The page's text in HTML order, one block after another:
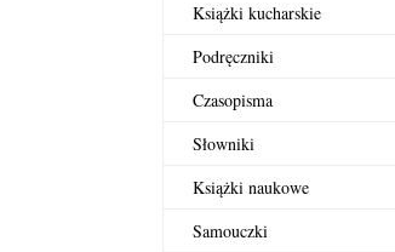
Książki kucharskie
Podręczniki
Czasopisma
Słowniki
Książki naukowe
Samouczki